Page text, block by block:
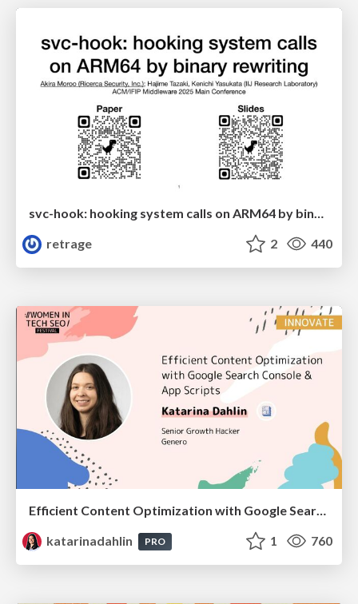
svc-hook: hooking system calls on ARM64 by binary rewriting
retrage
2 440
Efficient Content Optimization with Google Search Console & Apps Script
katarinadahlin
PRO 1 760